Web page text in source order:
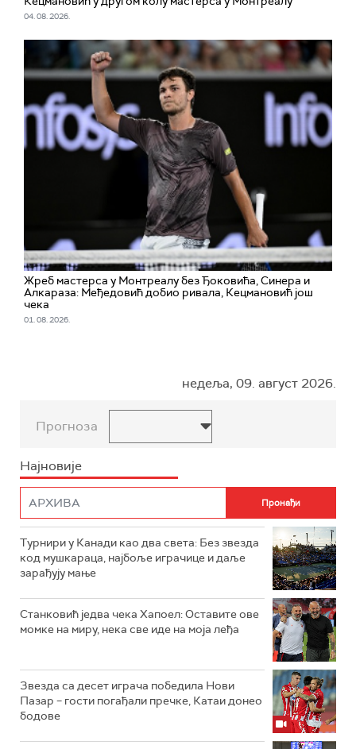
04. 08. 2026.
Жреб мастерса у Монтреалу без Ђоковића, Синера и
Алкараза: Међедовић добио ривала, Кецмановић још
чека
01. 08. 2026.
недеља, 09. август 2026.
Прогноза
Најновије
Турнири у Канади као два света: Без звезда
код мушкараца, најбоље играчице и даље
зарађују мање
Станковић једва чека Хапоел: Оставите ове
момке на миру, нека све иде на моја леђа
Звезда са десет играча победила Нови
Пазар – гости погађали пречке, Катаи донео
бодове